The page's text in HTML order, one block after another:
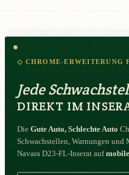
◇ CHROME-ERWEITERUNG
Jede
DIREKT IM
Die Gute Auto, Schlechte Auto
Schwachstellen, Warnungen
Navara D23-FL-Inserat auf